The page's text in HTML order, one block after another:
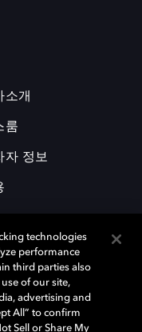
소개
룸
자 정보
가 돌비래버러토리스
이다. 그 밖에 다른 자료에
technologies
performance
third parties also
of our site,
advertising and
All” to confirm
Sell or Share My